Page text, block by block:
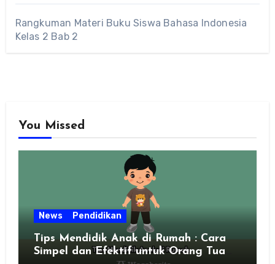
Rangkuman Materi Buku Siswa Bahasa Indonesia
Kelas 2 Bab 2
You Missed
News Pendidikan
Tips Mendidik Anak di Rumah : Cara
Simpel dan Efektif untuk Orang Tua